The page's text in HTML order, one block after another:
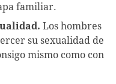
familiar.
Los hombres
su sexualidad de
mismo como con